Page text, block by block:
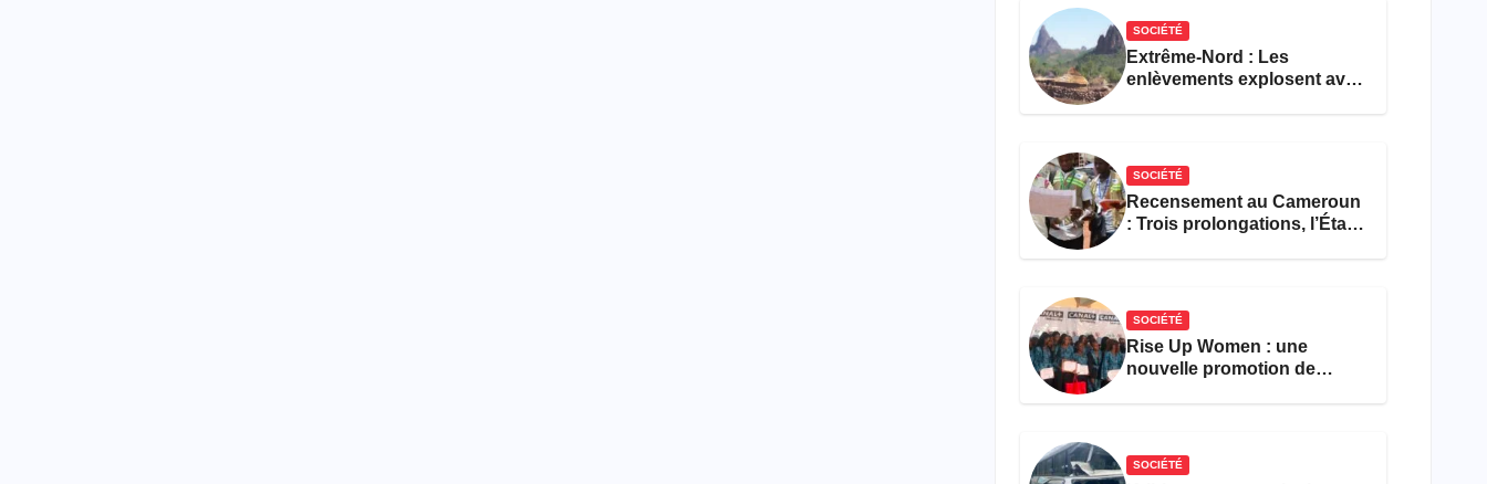
SOCIÉTÉ
Extrême-Nord : Les
enlèvements explosent avec
SOCIÉTÉ
Recensement au Cameroun
: Trois prolongations, l’État
SOCIÉTÉ
Rise Up Women : une
nouvelle promotion de
SOCIÉTÉ